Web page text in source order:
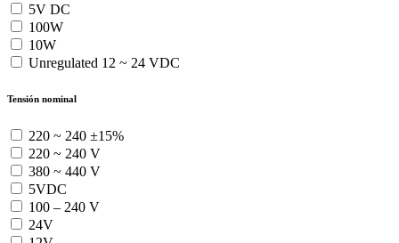
5V DC
100W
10W
Unregulated 12 ~ 24 VDC
Tensión nominal
220 ~ 240 ±15%
220 ~ 240 V
380 ~ 440 V
5VDC
100 – 240 V
24V